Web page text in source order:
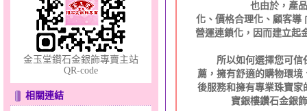
微光～黃金耳環
金玉堂鑽石金銀飾專賣主站
QR-code
相關連結
也由於，產品多元
化、價格合理化、顧客導
營運連鎖化，因而建立起
所以如何選擇您可信
薦，擁有舒適的購物環
後服務和擁有專業珠寶家
寶銀樓鑽石金銀